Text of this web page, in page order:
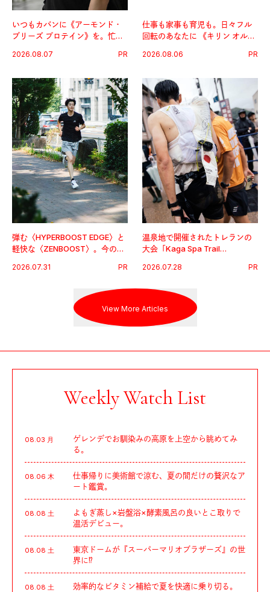
いつもカバンに《アーモンド・
ブリーズ プロテイン》を。忙し
グ習慣。
2026.08.07 PR
仕事も家事も育児も。日々フル
回転のあなたに 《キリン オルニ
2026.08.06 PR
弾む〈HYPERBOOST EDGE〉と
軽快な〈ZENBOOST〉。今の時
出した新機軸。
2026.07.31 PR
温泉地で開催されたトレランの
大会「Kaga Spa Trail
戦を夢見るランナーたちの奮闘
2026.07.28 PR
View More Articles
Weekly Watch List
08.03 月
ゲレンデでお馴染みの高原を上空から眺めてみ
る。
08.06 木
仕事帰りに美術館で涼む、夏の間だけの贅沢なア
ート鑑賞。
08.08 土
よもぎ蒸し×岩盤浴×酵素風呂の良いとこ取りで
温活デビュー。
08.08 土
東京ドームが『スーパーマリオブラザーズ』の世
界に⁉︎
08.08 土 効率的なビタミン補給で夏を快適に乗り切る。